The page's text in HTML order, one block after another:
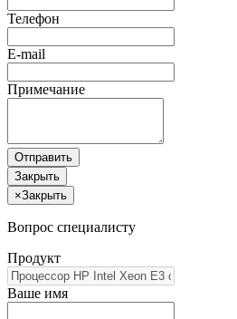
Телефон
E-mail
Примечание
Отправить
Закрыть
×Закрыть
Вопрос специалисту
Продукт
Ваше имя